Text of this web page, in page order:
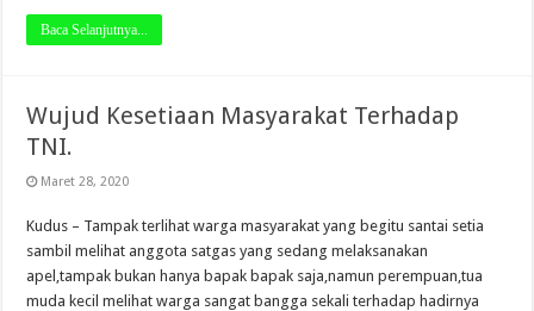
Baca Selanjutnya...
Wujud Kesetiaan Masyarakat Terhadap
TNI.
Maret 28, 2020
Kudus – Tampak terlihat warga masyarakat yang begitu santai setia
sambil melihat anggota satgas yang sedang melaksanakan
apel,tampak bukan hanya bapak bapak saja,namun perempuan,tua
muda kecil melihat warga sangat bangga sekali terhadap hadirnya